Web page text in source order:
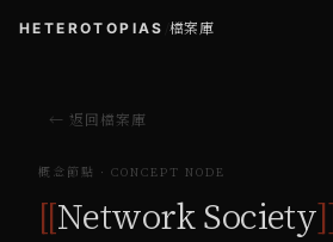
HETEROTOPIAS 檔案庫
← 返回檔案庫
概念節點 · CONCEPT NODE
[[Network Society